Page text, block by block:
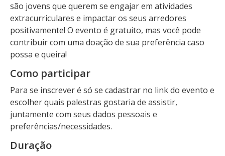
são jovens que querem se engajar em atividades
extracurriculares e impactar os seus arredores
positivamente! O evento é gratuito, mas você pode
contribuir com uma doação de sua preferência caso
possa e queira!
Como participar
Para se inscrever é só se cadastrar no link do evento e
escolher quais palestras gostaria de assistir,
juntamente com seus dados pessoais e
preferências/necessidades.
Duração